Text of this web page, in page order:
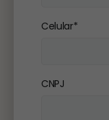
Celular*
CNPJ